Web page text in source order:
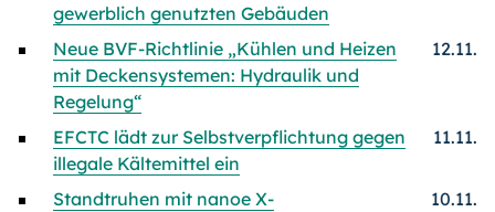
gewerblich genutzten Gebäuden
Neue BVF-Richtlinie „Kühlen und Heizen
mit Deckensystemen: Hydraulik und
Regelung“
12.11.
EFCTC lädt zur Selbstverpflichtung gegen
illegale Kältemittel ein
11.11.
Standtruhen mit nanoe X-
10.11.